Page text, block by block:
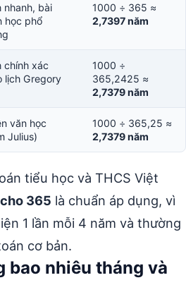
nhanh, bài
học phổ
1000 ÷ 365 ≈
2,7397 năm
chính xác
lịch Gregory
1000 ÷
365,2425 ≈
2,7379 năm
văn học
Julius)
1000 ÷ 365,25 ≈
2,7379 năm
tiểu học và THCS Việt
365 là chuẩn áp dụng, vì
1 lần mỗi 4 năm và thường
cơ bản.
bao nhiêu tháng và